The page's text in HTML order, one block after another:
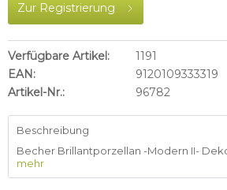
Zur Registrierung
Verfügbare Artikel:
1191
EAN:
9120109333319
Artikel-Nr.:
96782
Beschreibung
Becher Brillantporzellan -Modern II-
mehr